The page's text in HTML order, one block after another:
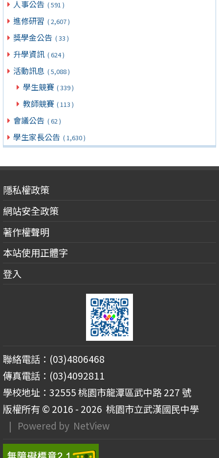
人事公告 ( 591 )
進修研習 ( 2,607 )
獎學金公告 ( 33 )
升學資訊 ( 624 )
活動訊息 ( 5,088 )
學生競賽 ( 339 )
教師競賽 ( 113 )
會議公告 ( 62 )
學生家長公告 ( 1,630 )
隱私權政策
網站安全政策
著作權聲明
本站使用正體字
登入
聯絡電話：(03)4806468
傳真電話：(03)4092811
學校地址：32555 桃園市龍潭區武中路 227 號
版權所有 © 2016 - 2026 桃園市立武漢國民中學
| Powered by NetView